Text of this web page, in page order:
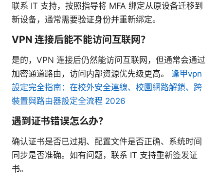
联系 IT 支持，按照指导将 MFA 绑定从原设备迁移到
新设备，通常需要验证身份并重新绑定。
VPN 连接后能不能访问互联网？
是的，VPN 连接后仍然能访问互联网，但通常会通过
加密通道路由，访问内部资源优先级更高。 逢甲vpn
設定完全指南：在校外安全連線、校園網路解鎖、跨
裝置與路由器設定全流程 2026
遇到证书错误怎么办？
确认证书是否已过期、配置文件是否正确、系统时间
同步是否准确。如有问题，联系 IT 支持重新签发证
书。